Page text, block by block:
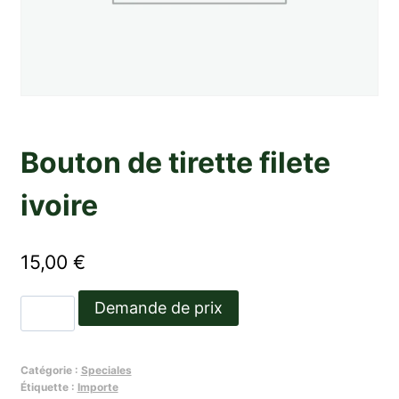
Bouton de tirette filete
ivoire
15,00 €
de
de
Demande de prix
Catégorie : Speciales
Étiquette : Importe